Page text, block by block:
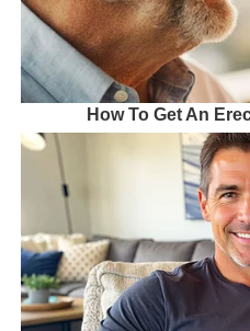
How To Get An